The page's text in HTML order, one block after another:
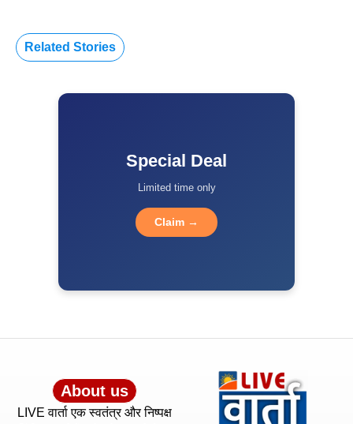
Related Stories
Special Deal
Limited time only
Claim →
About us
LIVE वार्ता एक स्वतंत्र और निष्पक्ष